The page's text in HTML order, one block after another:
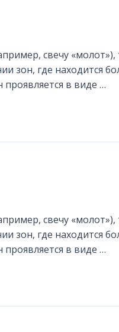
свечу
зон, где находится
в виде …
свечу
зон, где находится
в виде …